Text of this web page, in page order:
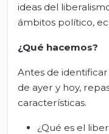
ideas del
ámbitos político,
¿Qué hacemos?
Antes de
de ayer y hoy,
características.
¿Qué es el